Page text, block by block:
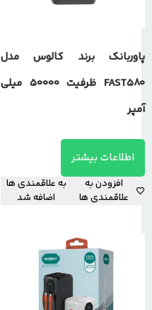
پاوربانک برند کالوس مدل
FAST580 ظرفیت 50000 میلی
آمپر
اطلاعات بیشتر
افزودن به
علاقمندی ها
به علاقمندی ها
اضافه شد